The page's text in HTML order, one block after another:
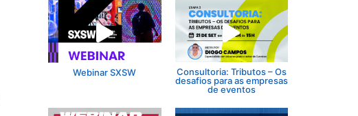
Webinar SXSW
Consultoria: Tributos – Os
desafios para as empresas
de eventos